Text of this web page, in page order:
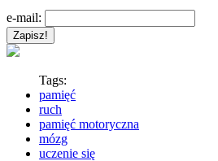
e-mail:
Tags:
pamięć
ruch
pamięć motoryczna
mózg
uczenie się